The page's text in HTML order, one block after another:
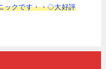
ックです・・◇大好評